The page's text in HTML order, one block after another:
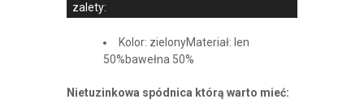
zalety:
Kolor: zielonyMateriał: len
50%bawełna 50%
Nietuzinkowa spódnica którą warto mieć: